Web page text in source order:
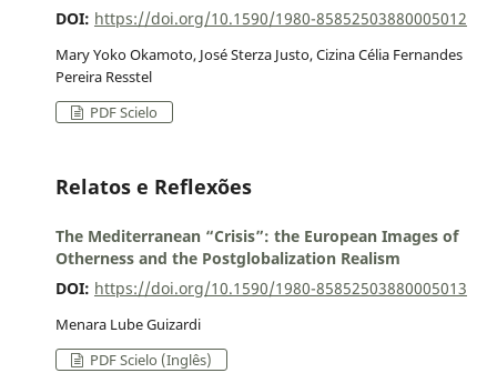
DOI: https://doi.org/10.1590/1980-85852503880005012
Mary Yoko Okamoto, José Sterza Justo, Cizina Célia Fernandes
Pereira Resstel
PDF Scielo
Relatos e Reflexões
The Mediterranean “Crisis”: the European Images of
Otherness and the Postglobalization Realism
DOI: https://doi.org/10.1590/1980-85852503880005013
Menara Lube Guizardi
PDF Scielo (Inglês)